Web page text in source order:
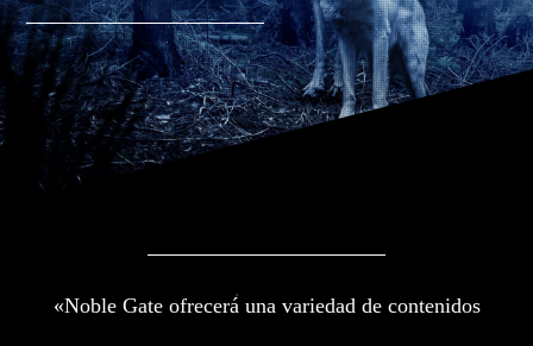
«Noble Gate ofrecerá una variedad de contenidos